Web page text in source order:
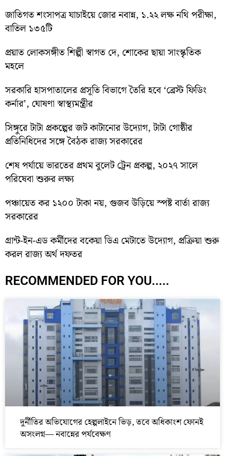
জাতিগত শংসাপত্র যাচাইয়ে জোর নবান্ন, ১.২২ লক্ষ নথি পরীক্ষা,
বাতিল ১৩৫টি
প্রয়াত লোকসঙ্গীত শিল্পী স্বাগত দে, শোকের ছায়া সাংস্কৃতিক
মহলে
সরকারি হাসপাতালের প্রসূতি বিভাগে তৈরি হবে ‘ব্রেস্ট ফিডিং
কর্নার’, ঘোষণা স্বাস্থ্যমন্ত্রীর
সিঙ্গুরে টাটা প্রকল্পের জট কাটানোর উদ্যোগ, টাটা গোষ্ঠীর
প্রতিনিধিদের সঙ্গে বৈঠক রাজ্য সরকারের
শেষ পর্যায়ে ভারতের প্রথম বুলেট ট্রেন প্রকল্প, ২০২৭ সালে
পরিষেবা শুরুর লক্ষ্য
পঞ্চায়েত কর ১২০০ টাকা নয়, গুজব উড়িয়ে স্পষ্ট বার্তা রাজ্য
সরকারের
গ্রান্ট-ইন-এড কর্মীদের বকেয়া ডিএ মেটাতে উদ্যোগ, প্রক্রিয়া শুরু
করল রাজ্য অর্থ দফতর
RECOMMENDED FOR YOU.....
দুর্নীতির অভিযোগের হেল্পলাইনে ভিড়, তবে অধিকাংশ ফোনই
অসংলগ্ন— নবান্নের পর্যবেক্ষণ